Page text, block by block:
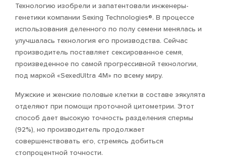
Технологию изобрели и запатентовали инженеры-
генетики компании Sexing Technologies®. В процессе
использования деленного по полу семени менялась и
улучшалась технология его производства. Сейчас
производитель поставляет сексированное семя,
произведенное по самой прогрессивной технологии,
под маркой «SexedUltra 4M» по всему миру.
Мужские и женские половые клетки в составе эякулята
отделяют при помощи проточной цитометрии. Этот
способ дает высокую точность разделения спермы
(92%), но производитель продолжает
совершенствовать его, стремясь добиться
стопроцентной точности.